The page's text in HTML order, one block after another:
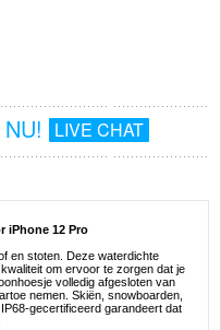
LIVE CHAT
iPhone 12 Pro
en stoten. Deze waterdichte
om ervoor te zorgen dat je
volledig afgesloten van
nemen. Skiën, snowboarden,
gecertificeerd garandeert dat